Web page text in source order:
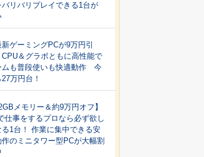
バリバリプレイできる1台が
新ゲーミングPCが9万円引
CPU＆グラボともに高性能で
ムも普段使いも快適動作 今
万円台！
メモリー＆約9万円オフ】
仕事をするプロなら必ず欲し
る1台！ 作業に集中できる安
作のミニタワー型PCが大幅割